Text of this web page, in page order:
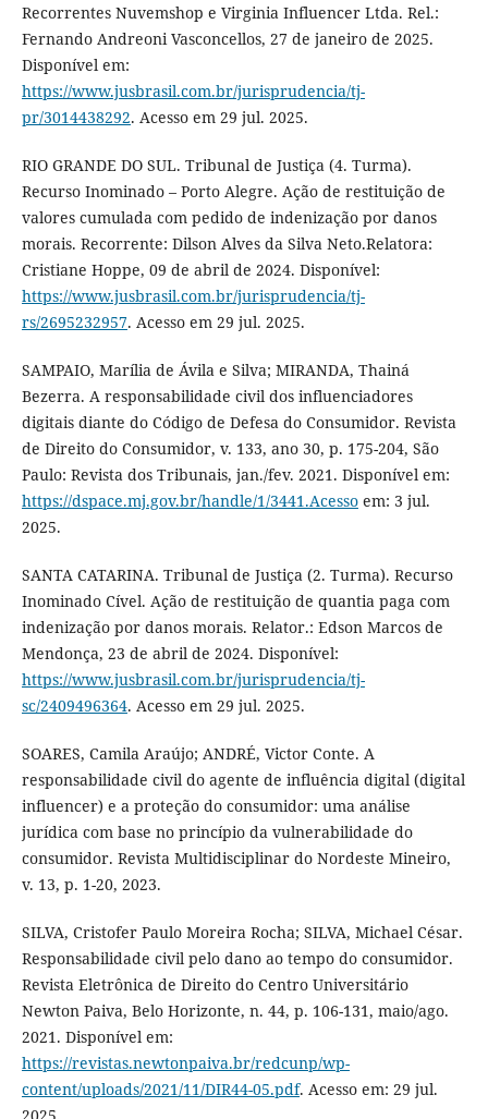
Recorrentes Nuvemshop e Virginia Influencer Ltda. Rel.:
Fernando Andreoni Vasconcellos, 27 de janeiro de 2025.
Disponível em:
https://www.jusbrasil.com.br/jurisprudencia/tj-
pr/3014438292. Acesso em 29 jul. 2025.
RIO GRANDE DO SUL. Tribunal de Justiça (4. Turma).
Recurso Inominado – Porto Alegre. Ação de restituição de
valores cumulada com pedido de indenização por danos
morais. Recorrente: Dilson Alves da Silva Neto.Relatora:
Cristiane Hoppe, 09 de abril de 2024. Disponível:
https://www.jusbrasil.com.br/jurisprudencia/tj-
rs/2695232957. Acesso em 29 jul. 2025.
SAMPAIO, Marília de Ávila e Silva; MIRANDA, Thainá
Bezerra. A responsabilidade civil dos influenciadores
digitais diante do Código de Defesa do Consumidor. Revista
de Direito do Consumidor, v. 133, ano 30, p. 175-204, São
Paulo: Revista dos Tribunais, jan./fev. 2021. Disponível em:
https://dspace.mj.gov.br/handle/1/3441.Acessoem: 3 jul.
2025.
SANTA CATARINA. Tribunal de Justiça (2. Turma). Recurso
Inominado Cível. Ação de restituição de quantia paga com
indenização por danos morais. Relator.: Edson Marcos de
Mendonça, 23 de abril de 2024. Disponível:
https://www.jusbrasil.com.br/jurisprudencia/tj-
sc/2409496364. Acesso em 29 jul. 2025.
SOARES, Camila Araújo; ANDRÉ, Victor Conte. A
responsabilidade civil do agente de influência digital (digital
influencer) e a proteção do consumidor: uma análise
jurídica com base no princípio da vulnerabilidade do
consumidor. Revista Multidisciplinar do Nordeste Mineiro,
v. 13, p. 1-20, 2023.
SILVA, Cristofer Paulo Moreira Rocha; SILVA, Michael César.
Responsabilidade civil pelo dano ao tempo do consumidor.
Revista Eletrônica de Direito do Centro Universitário
Newton Paiva, Belo Horizonte, n. 44, p. 106-131, maio/ago.
2021. Disponível em:
https://revistas.newtonpaiva.br/redcunp/wp-
content/uploads/2021/11/DIR44-05.pdf. Acesso em: 29 jul.